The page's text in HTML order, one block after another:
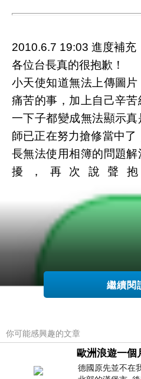
2010.6.7 19:03 進度補充
各位台長真的很抱歉！
小天使知道無法上傳圖
痛苦的事，加上自己辛
一下子都變成無法顯示
師已正在努力搶修當中了
長無法使用相簿的問題解
擾，再次說聲
繼續閱
你可能感興趣的文章
歐洲浪遊一個
德國原先並不在